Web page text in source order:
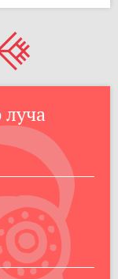
луча